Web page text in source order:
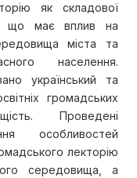
як складової
що має вплив на
міста та
населення.
український та
громадських
Проведені
особливостей
лекторію
середовища, а